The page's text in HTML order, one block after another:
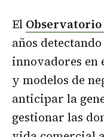
El Observatorio
años
innovadores en
y modelos de
anticipar la
gestionar las